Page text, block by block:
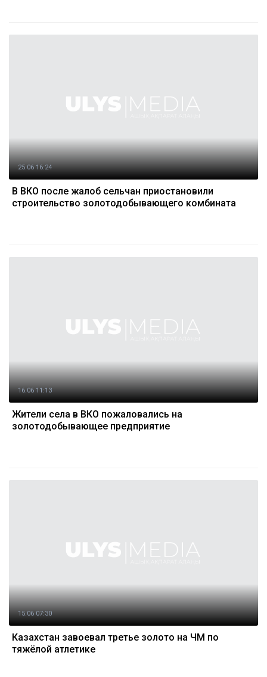
25.06 16:24
В ВКО после жалоб сельчан приостановили
строительство золотодобывающего комбината
16.06 11:13
Жители села в ВКО пожаловались на
золотодобывающее предприятие
15.06 07:30
Казахстан завоевал третье золото на ЧМ по
тяжёлой атлетике